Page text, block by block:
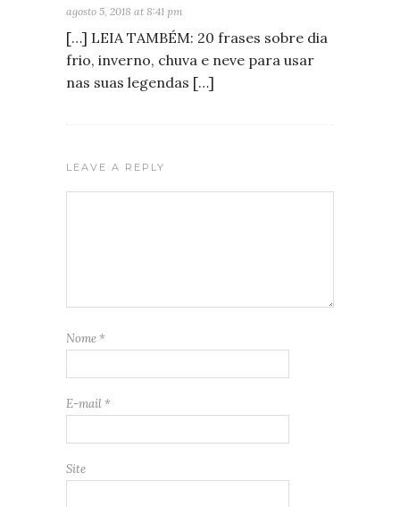
agosto 5, 2018 at 8:41 pm
[…] LEIA TAMBÉM: 20 frases sobre dia
frio, inverno, chuva e neve para usar
nas suas legendas […]
LEAVE A REPLY
Nome *
E-mail *
Site